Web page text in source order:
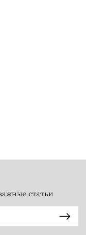
статьи